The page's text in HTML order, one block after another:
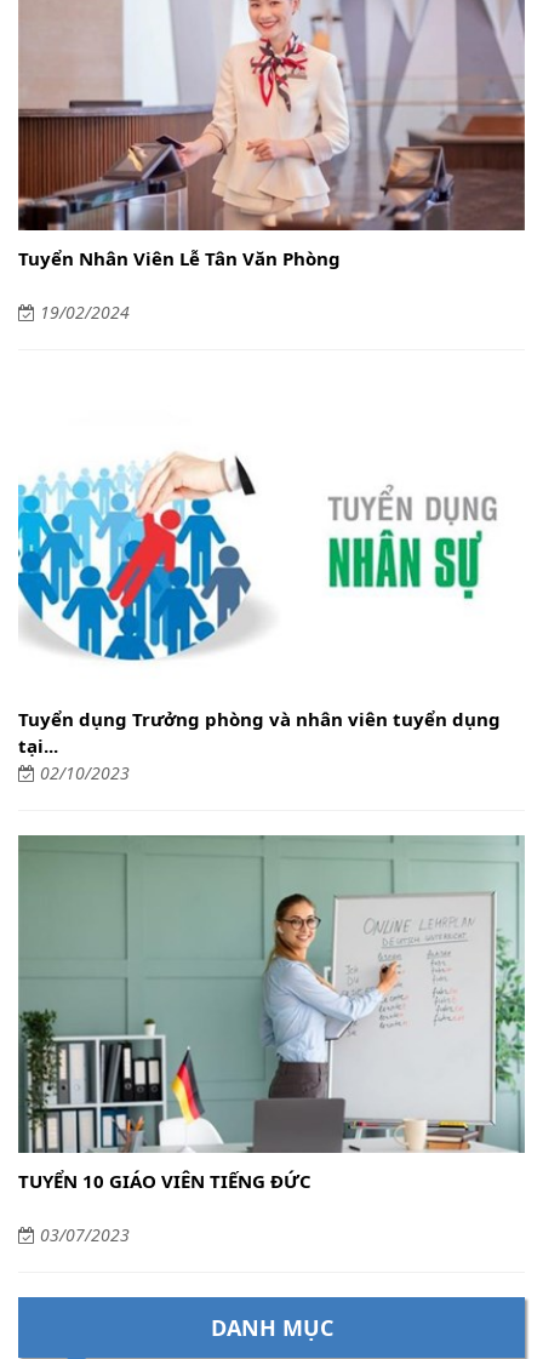
Tuyển Nhân Viên Lễ Tân Văn Phòng
19/02/2024
Tuyển dụng Trưởng phòng và nhân viên tuyển dụng
tại...
02/10/2023
TUYỂN 10 GIÁO VIÊN TIẾNG ĐỨC
03/07/2023
DANH MỤC